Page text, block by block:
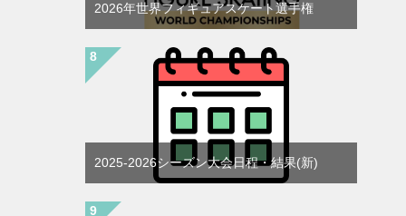
2026年世界フィギュアスケート選手権
2025-2026シーズン大会日程・結果(新)